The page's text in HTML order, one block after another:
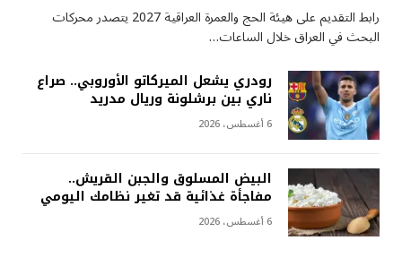
رابط التقديم على هيئة الحج والعمرة العراقية 2027 يتصدر محركات
البحث في العراق خلال الساعات…
رودري يشعل الميركاتو الأوروبي.. صراع
ناري بين برشلونة وريال مدريد
6 أغسطس، 2026
البيض المسلوق والجبن القريش..
مفاجأة غذائية قد تغير نظامك اليومي
6 أغسطس، 2026